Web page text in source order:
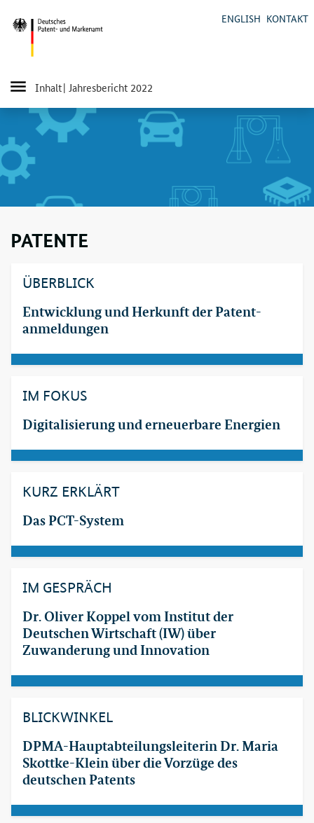
ENGLISH KONTAKT
Inhalt| Jahresbericht 2022
PATENTE
ÜBERBLICK
Entwicklung und Herkunft der Patent­
anmeldungen
IM FOKUS
Digitalisierung und erneuerbare Energien
KURZ ERKLÄRT
Das PCT-System
IM GESPRÄCH
Dr. Oliver Koppel vom Institut der
Deutschen Wirtschaft (IW) über
Zuwanderung und Innovation
BLICKWINKEL
DPMA-Hauptabteilungsleiterin Dr. Maria
Skottke-Klein über die Vorzüge des
deutschen Patents